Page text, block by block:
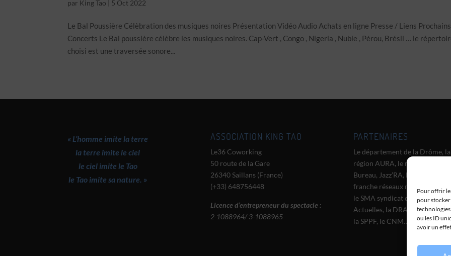
Pour offrir
pour stocker
ou les ID
avoir un
par King Tao | 5 Oct 2022
Le Bal Poussière Célèbration des musiques noires Présentation Vidéo Audio Achats en ligne Presse / Liens Prochains
Concerts Le Bal poussière célèbre les musiques noires. Cap-Vert , Congo , Nigeria , Nubie , Pérou, Brésil … le
choisi est une traversée sonore...
« L’homme imite la terre
la terre imite le ciel
le ciel imite le Tao
le Tao imite sa nature. »
ASSOCIATION KING TAO
Le36 Coworking
50 route de la Gare
26340 Saillans (France)
(+33) 648756448
Licence d’entrepreneur du spectacle :
2-1088964/ 3-1088965
PARTENAIRES
Le département de la Drôme, la
région AURA, le réseau Grand
Bureau, Jazz’RA, le CMTRA,
franche réseaux musique du
le SMA syndicat des Musiques
Actuelles, la DRAC AURA,
la SPPF, le CNM…